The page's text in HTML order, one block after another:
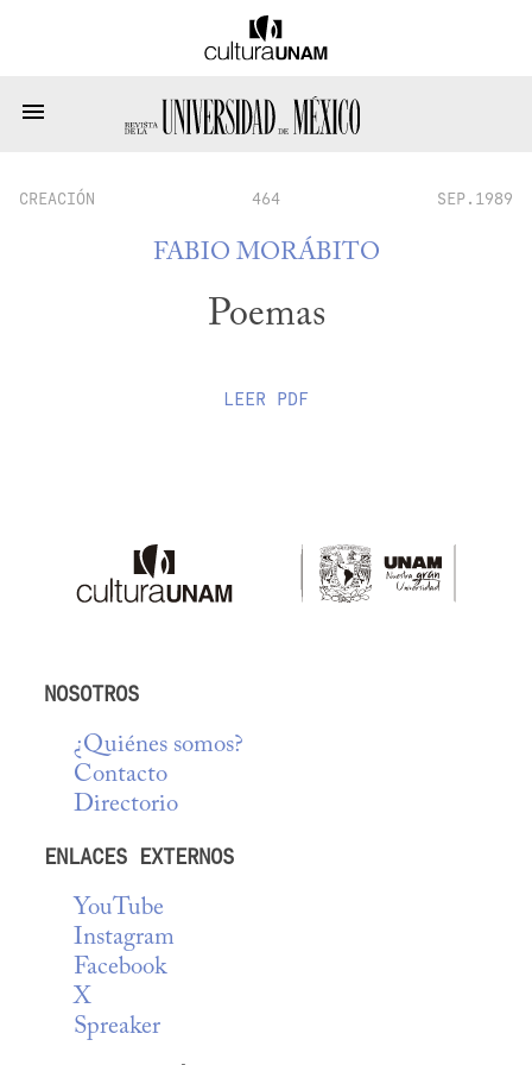
CREACIÓN 464 SEP.1989
FABIO MORÁBITO
Poemas
LEER PDF
NOSOTROS
¿Quiénes somos?
Contacto
Directorio
ENLACES EXTERNOS
YouTube
Instagram
Facebook
X
Spreaker